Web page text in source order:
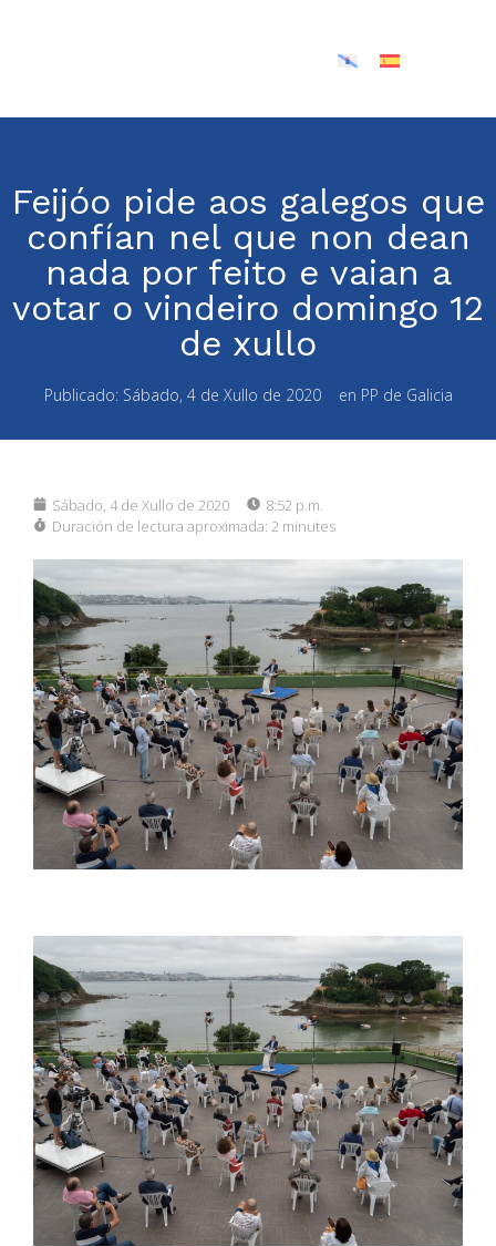
Feijóo pide aos galegos que
confían nel que non dean
nada por feito e vaian a
votar o vindeiro domingo 12
de xullo
Publicado: Sábado, 4 de Xullo de 2020 en PP de Galicia
Sábado, 4 de Xullo de 2020
8:52 p.m.
Duración de lectura aproximada: 2 minutes